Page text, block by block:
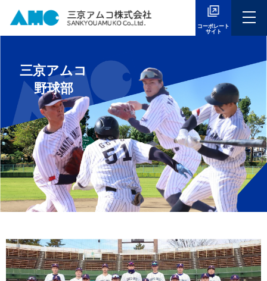
コーポレート
サイト
三京アムコ
野球部